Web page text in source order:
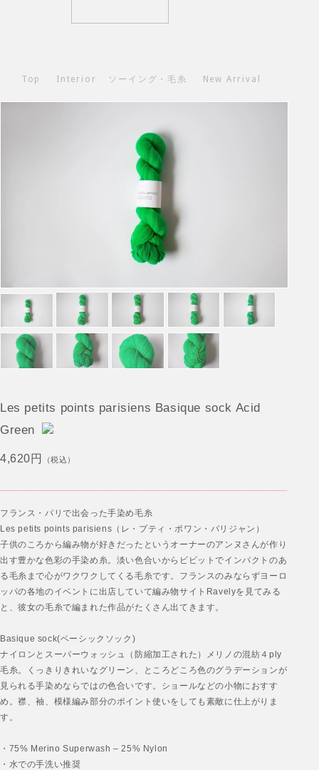
Top Interior ソーイング・毛糸 New Arrival
Les petits points parisiens Basique sock Acid
Green
4,620円 （税込）
フランス・パリで出会った手染め毛糸
Les petits points parisiens（レ・プティ・ポワン・パリジャン）
子供のころから編み物が好きだったというオーナーのアンヌさんが作り
出す豊かな色彩の手染め糸。淡い色合いからビビットでインパクトのあ
る毛糸まで心がワクワクしてくる毛糸です。フランスのみならずヨーロ
ッパの各地のイベントに出店していて編み物サイトRavelyを見てみる
と、彼女の毛糸で編まれた作品がたくさん出てきます。
Basique sock(ベーシックソック)
ナイロンとスーパーウォッシュ（防縮加工された）メリノの混紡４ply
毛糸。くっきりきれいなグリーン、ところどころ色のグラデーションが
見られる手染めならではの色合いです。ショールなどの小物におすす
め。襟、袖、模様編み部分のポイント使いをしても素敵に仕上がりま
す。
・75% Merino Superwash – 25% Nylon
・水での手洗い推奨